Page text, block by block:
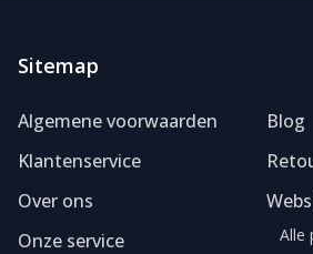
Sitemap
Algemene voorwaarden
Klantenservice
Over ons
Onze service
Blog
Alle